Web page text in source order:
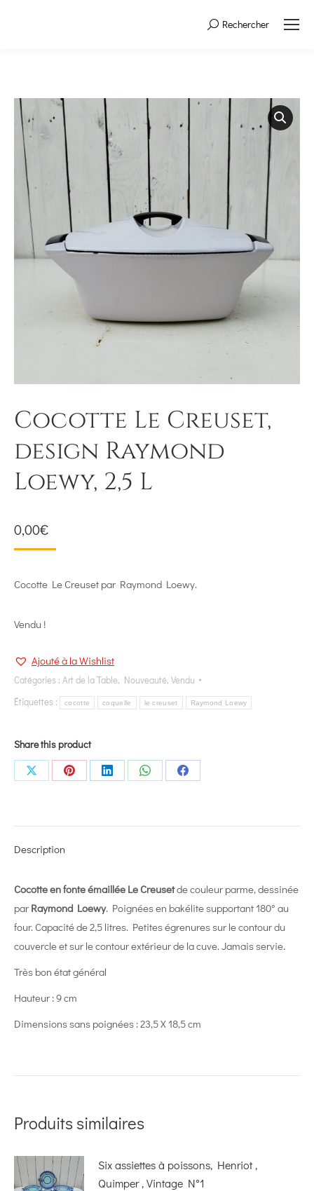
Search:Rechercher
Cocotte Le Creuset,
design Raymond
Loewy, 2,5 L
0,00€
Cocotte Le Creuset par Raymond Loewy.
Vendu !
Ajouté à la Wishlist
Catégories : Art de la Table, Nouveauté, Vendu
Étiquettes :
cocotte coquelle le creuset Raymond Loewy
Share this product
Share
Share
Share
Share
Share
Description
Cocotte en fonte émaillée Le Creusetde couleur parme, dessinée
par Raymond Loewy. Poignées en bakélite supportant 180° au
four. Capacité de 2,5 litres. Petites égrenures sur le contour du
couvercle et sur le contour extérieur de la cuve. Jamais servie.
Très bon état général
Hauteur : 9 cm
Dimensions sans poignées : 23,5 X 18,5 cm
Produits similaires
Six assiettes à poissons, Henriot ,
Quimper , Vintage N°1